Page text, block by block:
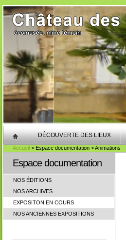
DÉCOUVERTE DES LIEUX
Accueil > Espace documentation > Animations
Espace documentation
NOS ÉDITIONS
NOS ARCHIVES
EXPOSITON EN COURS
NOS ANCIENNES EXPOSITIONS